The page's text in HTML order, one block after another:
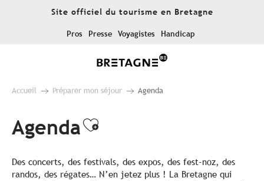
Site officiel du tourisme en Bretagne
Pros Presse Voyagistes Handicap
Accueil Préparer mon séjour Agenda
AgendaAjouter aux favoris
Des concerts, des festivals, des expos, des fest-noz, des
randos, des régates… N’en jetez plus ! La Bretagne qui